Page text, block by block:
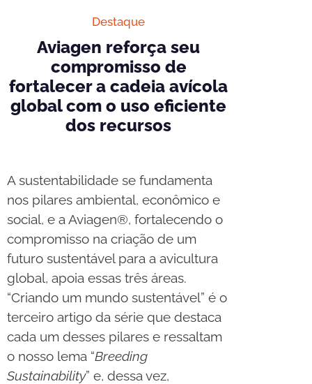
Destaque
Aviagen reforça seu
compromisso de
fortalecer a cadeia avícola
global com o uso eficiente
dos recursos
A sustentabilidade se fundamenta
nos pilares ambiental, econômico e
social, e a Aviagen®, fortalecendo o
compromisso na criação de um
futuro sustentável para a avicultura
global, apoia essas três áreas.
“Criando um mundo sustentável” é o
terceiro artigo da série que destaca
cada um desses pilares e ressaltam
o nosso lema “Breeding
Sustainability” e, dessa vez,